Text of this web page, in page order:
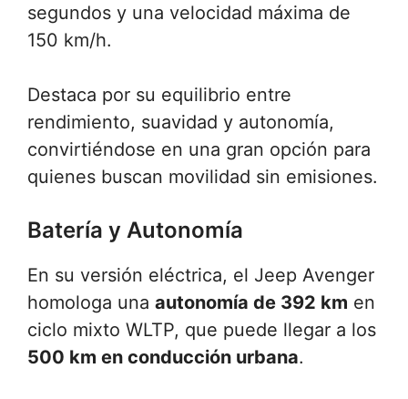
segundos y una velocidad máxima de
150 km/h.
Destaca por su equilibrio entre
rendimiento, suavidad y autonomía,
convirtiéndose en una gran opción para
quienes buscan movilidad sin emisiones.
Batería y Autonomía
En su versión eléctrica, el Jeep Avenger
homologa una autonomía de 392 km en
ciclo mixto WLTP, que puede llegar a los
500 km en conducción urbana.